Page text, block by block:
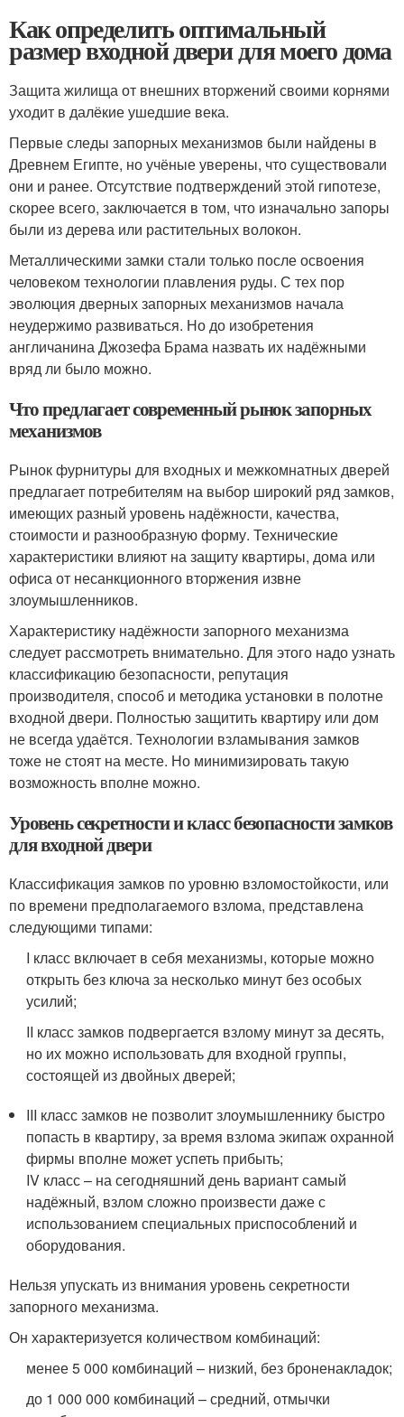
Как определить оптимальный
размер входной двери для моего дома
Защита жилища от внешних вторжений своими корнями
уходит в далёкие ушедшие века.
Первые следы запорных механизмов были найдены в
Древнем Египте, но учёные уверены, что существовали
они и ранее. Отсутствие подтверждений этой гипотезе,
скорее всего, заключается в том, что изначально запоры
были из дерева или растительных волокон.
Металлическими замки стали только после освоения
человеком технологии плавления руды. С тех пор
эволюция дверных запорных механизмов начала
неудержимо развиваться. Но до изобретения
англичанина Джозефа Брама назвать их надёжными
вряд ли было можно.
Что предлагает современный рынок запорных
механизмов
Рынок фурнитуры для входных и межкомнатных дверей
предлагает потребителям на выбор широкий ряд замков,
имеющих разный уровень надёжности, качества,
стоимости и разнообразную форму. Технические
характеристики влияют на защиту квартиры, дома или
офиса от несанкционного вторжения извне
злоумышленников.
Характеристику надёжности запорного механизма
следует рассмотреть внимательно. Для этого надо узнать
классификацию безопасности, репутация
производителя, способ и методика установки в полотне
входной двери. Полностью защитить квартиру или дом
не всегда удаётся. Технологии взламывания замков
тоже не стоят на месте. Но минимизировать такую
возможность вполне можно.
Уровень секретности и класс безопасности замков
для входной двери
Классификация замков по уровню взломостойкости, или
по времени предполагаемого взлома, представлена
следующими типами:
I класс включает в себя механизмы, которые можно
открыть без ключа за несколько минут без особых
усилий;
II класс замков подвергается взлому минут за десять,
но их можно использовать для входной группы,
состоящей из двойных дверей;
III класс замков не позволит злоумышленнику быстро
попасть в квартиру, за время взлома экипаж охранной
фирмы вполне может успеть прибыть;
IV класс – на сегодняшний день вариант самый
надёжный, взлом сложно произвести даже с
использованием специальных приспособлений и
оборудования.
Нельзя упускать из внимания уровень секретности
запорного механизма.
Он характеризуется количеством комбинаций:
менее 5 000 комбинаций – низкий, без броненакладок;
до 1 000 000 комбинаций – средний, отмычки